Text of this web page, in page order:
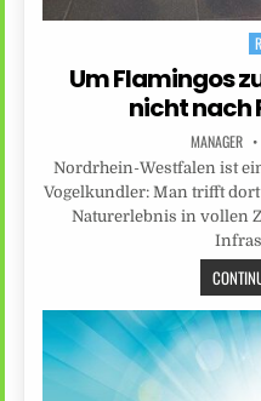
Um Flamingos
nicht nach
MANAGER
Nordrhein-Westfalen ist
Vogelkundler: Man trifft
Naturerlebnis in vollen